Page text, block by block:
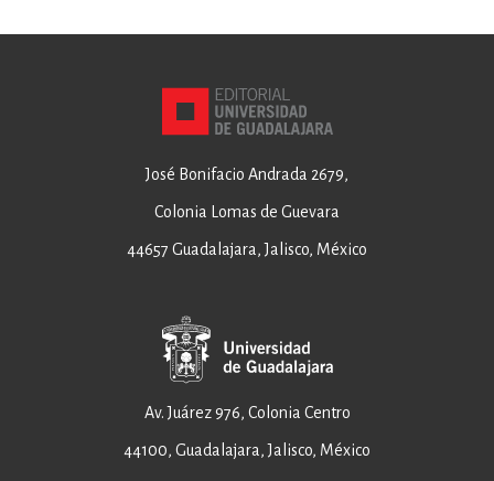
José Bonifacio Andrada 2679,
Colonia Lomas de Guevara
44657 Guadalajara, Jalisco, México
Av. Juárez 976, Colonia Centro
44100, Guadalajara, Jalisco, México